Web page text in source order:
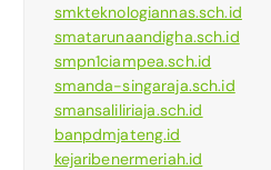
smkteknologiannas.sch.id
smatarunaandigha.sch.id
smpn1ciampea.sch.id
smanda-singaraja.sch.id
smansaliliriaja.sch.id
banpdmjateng.id
kejaribenermeriah.id